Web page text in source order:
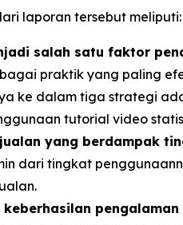
laporan tersebut meliputi:
salah satu faktor
praktik yang paling
ke dalam tiga strategi
tutorial video
yang berdampak
dari tingkat